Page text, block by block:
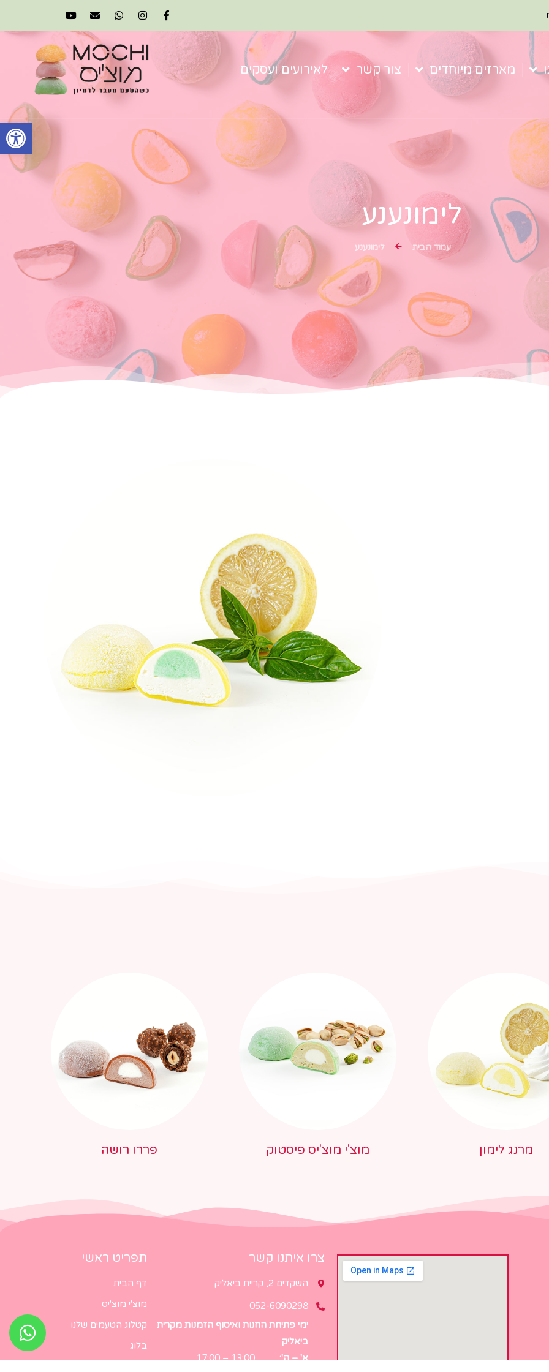
מארזים מיוחדים צור קשר לאירועים ועסקים
לימונענע
עמוד הבית לימונענע
מרנג לימון מוצ'י מוצ'יס פיסטוק פררו רושה
צרו איתנו קשר
השקדים 2, קריית ביאליק
052-6090298
ימי פתיחת החנות ואיסוף הזמנות מקרית
ביאליק
א' – ה':13:00 – 17:00
תפריט ראשי
דף הבית
מוצ'י מוצ'יס
קטלוג הטעמים שלנו
בלוג